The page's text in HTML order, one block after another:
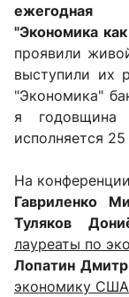
ежегодная
"Экономика
проявили
выступили их
"Экономика"
я годовщина
исполняется
На
Гавриленко
Туляков
лауреаты по
Лопатин
экономику США